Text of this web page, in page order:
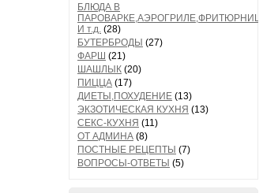
БЛЮДА В
ПАРОВАРКЕ,АЭРОГРИЛЕ,ФРИТЮРНИЦЕ
И т.д. (28)
БУТЕРБРОДЫ (27)
ФАРШ (21)
ШАШЛЫК (20)
ПИЦЦА (17)
ДИЕТЫ,ПОХУДЕНИЕ (13)
ЭКЗОТИЧЕСКАЯ КУХНЯ (13)
СЕКС-КУХНЯ (11)
ОТ АДМИНА (8)
ПОСТНЫЕ РЕЦЕПТЫ (7)
ВОПРОСЫ-ОТВЕТЫ (5)